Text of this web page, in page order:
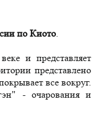
по Киото
и представляет
представлено
все вокруг.
- очарования и